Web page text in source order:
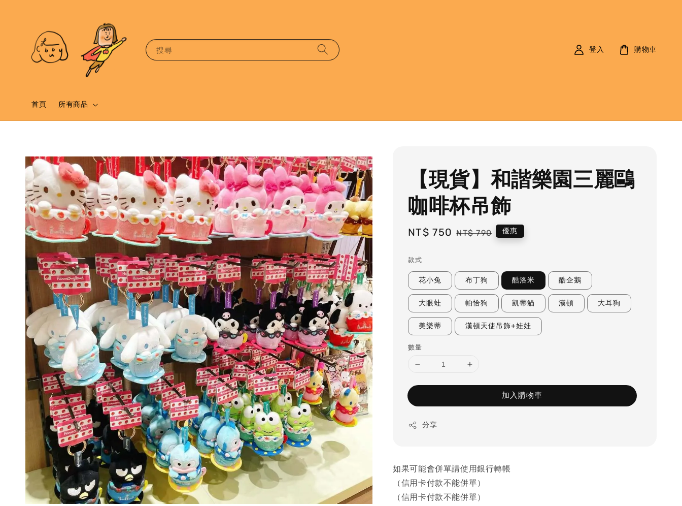
搜尋
首頁 所有商品
登入 購物車
【現貨】和諧樂園三麗鷗
咖啡杯吊飾
Sale
NT$ 750 Regular
NT$ 790 優惠
款式
花小兔 布丁狗 酷洛米 酷企鵝
大眼蛙 帕恰狗 凱蒂貓 漢頓 大耳狗
美樂蒂 漢頓天使吊飾+娃娃
數量
加入購物車
分享
如果可能會併單請使用銀行轉帳
（信用卡付款不能併單）
（信用卡付款不能併單）